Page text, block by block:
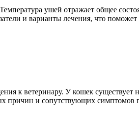
ушей отражает общее
и варианты лечения, что
к ветеринару. У кошек
причин и сопутствующих симптомов